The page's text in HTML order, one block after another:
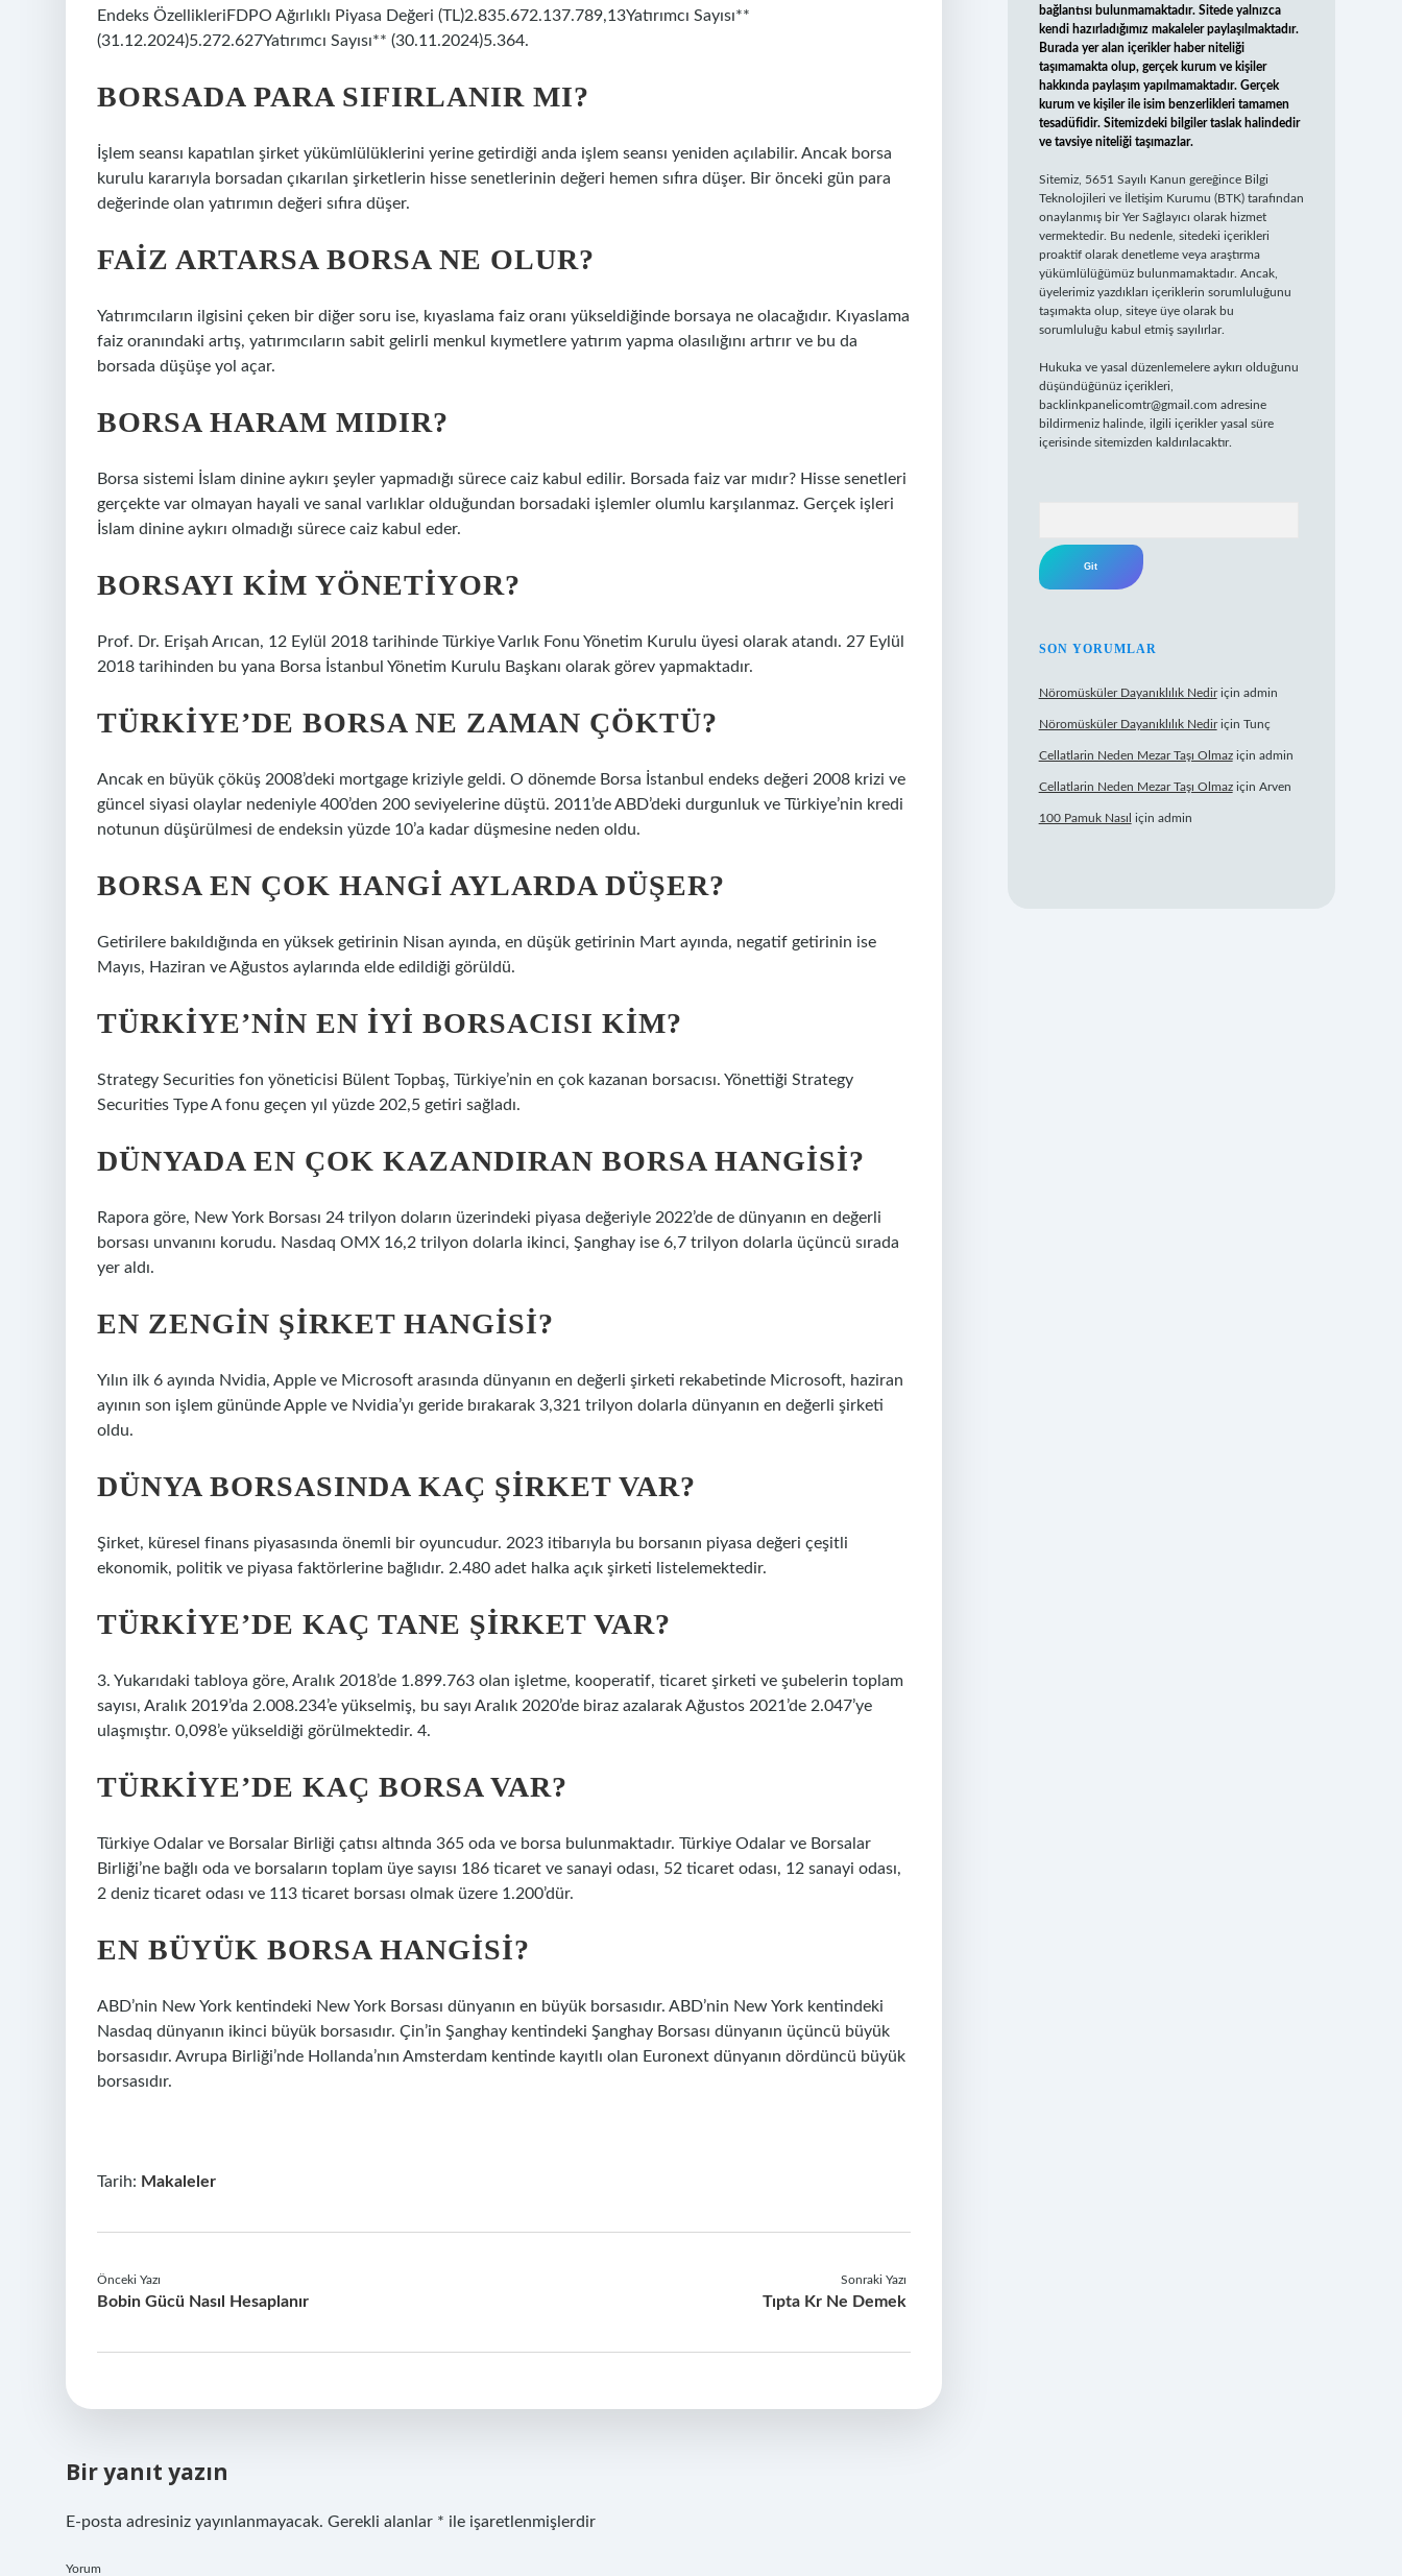
Endeks ÖzellikleriFDPO Ağırlıklı Piyasa Değeri (TL)2.835.672.137.789,13Yatırımcı Sayısı**
(31.12.2024)5.272.627Yatırımcı Sayısı** (30.11.2024)5.364.
BORSADA PARA SIFIRLANIR MI?
İşlem seansı kapatılan şirket yükümlülüklerini yerine getirdiği anda işlem seansı yeniden açılabilir. Ancak borsa
kurulu kararıyla borsadan çıkarılan şirketlerin hisse senetlerinin değeri hemen sıfıra düşer. Bir önceki gün para
değerinde olan yatırımın değeri sıfıra düşer.
FAIZ ARTARSA BORSA NE OLUR?
Yatırımcıların ilgisini çeken bir diğer soru ise, kıyaslama faiz oranı yükseldiğinde borsaya ne olacağıdır. Kıyaslama
faiz oranındaki artış, yatırımcıların sabit gelirli menkul kıymetlere yatırım yapma olasılığını artırır ve bu da
borsada düşüşe yol açar.
BORSA HARAM MIDIR?
Borsa sistemi İslam dinine aykırı şeyler yapmadığı sürece caiz kabul edilir. Borsada faiz var mıdır? Hisse senetleri
gerçekte var olmayan hayali ve sanal varlıklar olduğundan borsadaki işlemler olumlu karşılanmaz. Gerçek işleri
İslam dinine aykırı olmadığı sürece caiz kabul eder.
BORSAYI KIM YÖNETIYOR?
Prof. Dr. Erişah Arıcan, 12 Eylül 2018 tarihinde Türkiye Varlık Fonu Yönetim Kurulu üyesi olarak atandı. 27 Eylül
2018 tarihinden bu yana Borsa İstanbul Yönetim Kurulu Başkanı olarak görev yapmaktadır.
TÜRKIYE’DE BORSA NE ZAMAN ÇÖKTÜ?
Ancak en büyük çöküş 2008’deki mortgage kriziyle geldi. O dönemde Borsa İstanbul endeks değeri 2008 krizi ve
güncel siyasi olaylar nedeniyle 400’den 200 seviyelerine düştü. 2011’de ABD’deki durgunluk ve Türkiye’nin kredi
notunun düşürülmesi de endeksin yüzde 10’a kadar düşmesine neden oldu.
BORSA EN ÇOK HANGI AYLARDA DÜŞER?
Getirilere bakıldığında en yüksek getirinin Nisan ayında, en düşük getirinin Mart ayında, negatif getirinin ise
Mayıs, Haziran ve Ağustos aylarında elde edildiği görüldü.
TÜRKIYE’NIN EN IYI BORSACISI KIM?
Strategy Securities fon yöneticisi Bülent Topbaş, Türkiye’nin en çok kazanan borsacısı. Yönettiği Strategy
Securities Type A fonu geçen yıl yüzde 202,5 ​​getiri sağladı.
DÜNYADA EN ÇOK KAZANDIRAN BORSA HANGISI?
Rapora göre, New York Borsası 24 trilyon doların üzerindeki piyasa değeriyle 2022’de de dünyanın en değerli
borsası unvanını korudu. Nasdaq OMX 16,2 trilyon dolarla ikinci, Şanghay ise 6,7 trilyon dolarla üçüncü sırada
yer aldı.
EN ZENGIN ŞIRKET HANGISI?
Yılın ilk 6 ayında Nvidia, Apple ve Microsoft arasında dünyanın en değerli şirketi rekabetinde Microsoft, haziran
ayının son işlem gününde Apple ve Nvidia’yı geride bırakarak 3,321 trilyon dolarla dünyanın en değerli şirketi
oldu.
DÜNYA BORSASINDA KAÇ ŞIRKET VAR?
Şirket, küresel finans piyasasında önemli bir oyuncudur. 2023 itibarıyla bu borsanın piyasa değeri çeşitli
ekonomik, politik ve piyasa faktörlerine bağlıdır. 2.480 adet halka açık şirketi listelemektedir.
TÜRKIYE’DE KAÇ TANE ŞIRKET VAR?
3. Yukarıdaki tabloya göre, Aralık 2018’de 1.899.763 olan işletme, kooperatif, ticaret şirketi ve şubelerin toplam
sayısı, Aralık 2019’da 2.008.234’e yükselmiş, bu sayı Aralık 2020’de biraz azalarak Ağustos 2021’de 2.047’ye
ulaşmıştır. 0,098’e yükseldiği görülmektedir. 4.
TÜRKIYE’DE KAÇ BORSA VAR?
Türkiye Odalar ve Borsalar Birliği çatısı altında 365 oda ve borsa bulunmaktadır. Türkiye Odalar ve Borsalar
Birliği’ne bağlı oda ve borsaların toplam üye sayısı 186 ticaret ve sanayi odası, 52 ticaret odası, 12 sanayi odası,
2 deniz ticaret odası ve 113 ticaret borsası olmak üzere 1.200’dür.
EN BÜYÜK BORSA HANGISI?
ABD’nin New York kentindeki New York Borsası dünyanın en büyük borsasıdır. ABD’nin New York kentindeki
Nasdaq dünyanın ikinci büyük borsasıdır. Çin’in Şanghay kentindeki Şanghay Borsası dünyanın üçüncü büyük
borsasıdır. Avrupa Birliği’nde Hollanda’nın Amsterdam kentinde kayıtlı olan Euronext dünyanın dördüncü büyük
borsasıdır.
Tarih: Makaleler
Önceki Yazı
Bobin Gücü Nasıl Hesaplanır
Sonraki Yazı
Tıpta Kr Ne Demek
Bir yanıt yazın
E-posta adresiniz yayınlanmayacak. Gerekli alanlar * ile işaretlenmişlerdir
Yorum
bağlantısı bulunmamaktadır. Sitede yalnızca
kendi hazırladığımız makaleler paylaşılmaktadır.
Burada yer alan içerikler haber niteliği
taşımamakta olup, gerçek kurum ve kişiler
hakkında paylaşım yapılmamaktadır. Gerçek
kurum ve kişiler ile isim benzerlikleri tamamen
tesadüfidir. Sitemizdeki bilgiler taslak halindedir
ve tavsiye niteliği taşımazlar.
Sitemiz, 5651 Sayılı Kanun gereğince Bilgi
Teknolojileri ve İletişim Kurumu (BTK) tarafından
onaylanmış bir Yer Sağlayıcı olarak hizmet
vermektedir. Bu nedenle, sitedeki içerikleri
proaktif olarak denetleme veya araştırma
yükümlülüğümüz bulunmamaktadır. Ancak,
üyelerimiz yazdıkları içeriklerin sorumluluğunu
taşımakta olup, siteye üye olarak bu
sorumluluğu kabul etmiş sayılırlar.
Hukuka ve yasal düzenlemelere aykırı olduğunu
düşündüğünüz içerikleri,
backlinkpanelicomtr@gmail.com adresine
bildirmeniz halinde, ilgili içerikler yasal süre
içerisinde sitemizden kaldırılacaktır.
SON YORUMLAR
Nöromüsküler Dayanıklılık Nediriçin admin
Nöromüsküler Dayanıklılık Nediriçin Tunç
Cellatlarin Neden Mezar Taşı Olmaziçin admin
Cellatlarin Neden Mezar Taşı Olmaziçin Arven
100 Pamuk Nasıl için admin